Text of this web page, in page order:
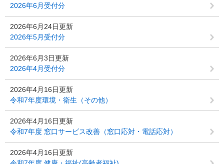
2026年6月受付分
2026年6月24日更新
2026年5月受付分
2026年6月3日更新
2026年4月受付分
2026年4月16日更新
令和7年度環境・衛生（その他）
2026年4月16日更新
令和7年度 窓口サービス改善（窓口応対・電話応対）
2026年4月16日更新